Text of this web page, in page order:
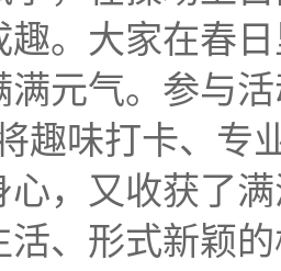
趣。大家在春
元气。参与
趣味打卡、专
心，又收获了
活、形式新颖